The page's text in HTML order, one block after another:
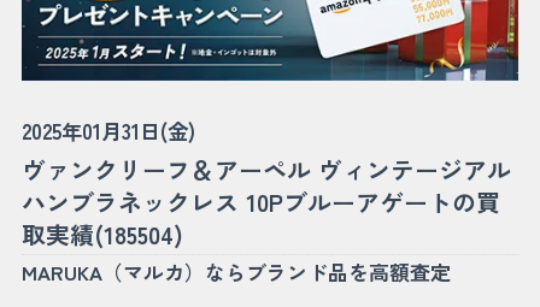
2025年01月31日(金)
ヴァンクリーフ＆アーペル ヴィンテージアル
ハンブラネックレス 10Pブルーアゲートの買
取実績(185504)
MARUKA（マルカ）ならブランド品を高額査定